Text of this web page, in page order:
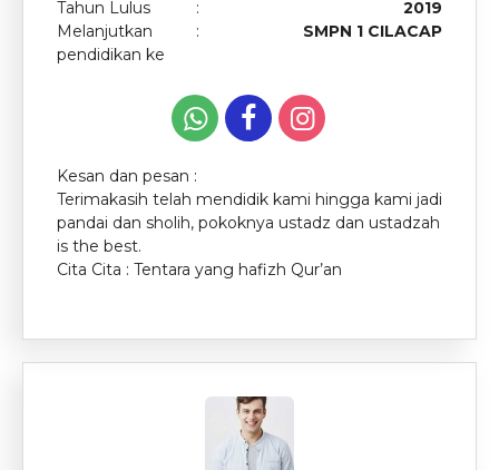
Agenda
Pengumuman
Tahun Lulus
:
2019
Melanjutkan
pendidikan ke
: SMPN 1 CILACAP
Kesan dan pesan :
Terimakasih telah mendidik kami hingga kami jadi
pandai dan sholih, pokoknya ustadz dan ustadzah
is the best.
Cita Cita : Tentara yang hafizh Qur’an